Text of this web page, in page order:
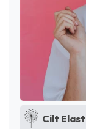
Cilt